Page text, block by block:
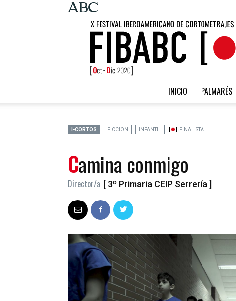
INICIO PALMARÉS
I-CORTOS FICCION INFANTIL FINALISTA
Camina conmigo
Director/a: [ 3º Primaria CEIP Serrería ]